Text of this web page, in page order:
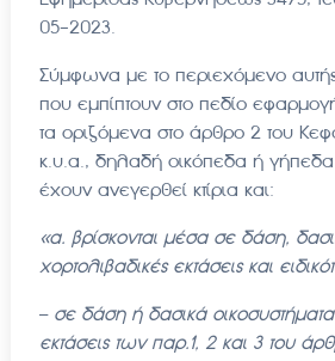
05-2023.
Σύμφωνα με το περιεχόμενο
που εμπίπτουν στο πεδίο
τα οριζόμενα στο άρθρο 2 του
κ.υ.α., δηλαδή οικόπεδα ή γήπεδα
έχουν ανεγερθεί κτίρια και:
«α. βρίσκονται μέσα σε δάση,
χορτολιβαδικές εκτάσεις και
– σε δάση ή δασικά
εκτάσεις των παρ.1, 2 και 3 του